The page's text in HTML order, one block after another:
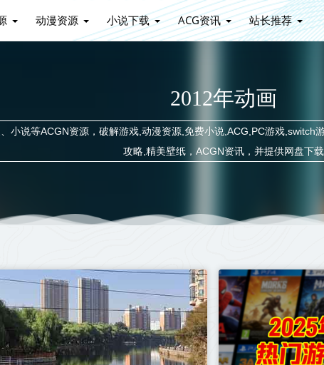
动漫资源 小说下载 ACG资讯 站长推荐
2012年动画
小说等ACGN资源，破解游戏,动漫资源,免费小说,ACG,PC游戏
攻略,精美壁纸，ACGN资讯，并提供网盘下载